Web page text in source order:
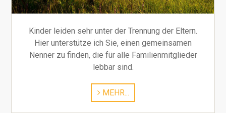
Kinder leiden sehr unter der Trennung der Eltern.
Hier unterstütze ich Sie, einen gemeinsamen
Nenner zu finden, die für alle Familienmitglieder
lebbar sind.
MEHR...